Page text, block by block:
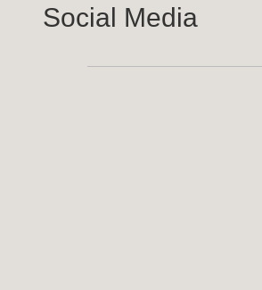
Social Media